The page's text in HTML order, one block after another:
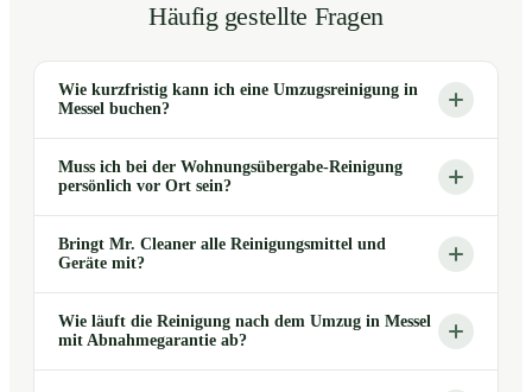
Häufig gestellte Fragen
Wie kurzfristig kann ich eine Umzugsreinigung in
Messel buchen?
Muss ich bei der Wohnungsübergabe-Reinigung
persönlich vor Ort sein?
Bringt Mr. Cleaner alle Reinigungsmittel und
Geräte mit?
Wie läuft die Reinigung nach dem Umzug in Messel
mit Abnahmegarantie ab?